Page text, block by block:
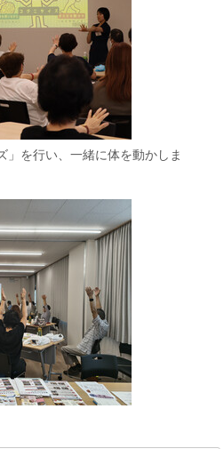
」を行い、一緒に体を動かしま